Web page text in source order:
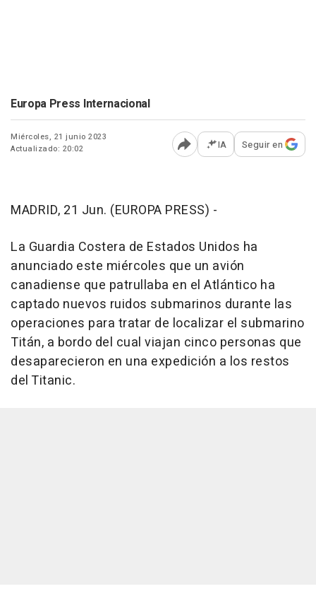
Europa Press Internacional
Miércoles, 21 junio 2023
Actualizado: 20:02
Abrir opciones para
IA Seguir en
MADRID, 21 Jun. (EUROPA PRESS) -
La Guardia Costera de Estados Unidos ha
anunciado este miércoles que un avión
canadiense que patrullaba en el Atlántico ha
captado nuevos ruidos submarinos durante las
operaciones para tratar de localizar el submarino
Titán, a bordo del cual viajan cinco personas que
desaparecieron en una expedición a los restos
del Titanic.